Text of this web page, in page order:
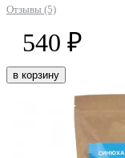
Отзывы (5)
540 ₽
в корзину